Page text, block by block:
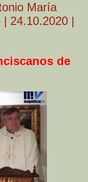
María
24.10.2020 |
de